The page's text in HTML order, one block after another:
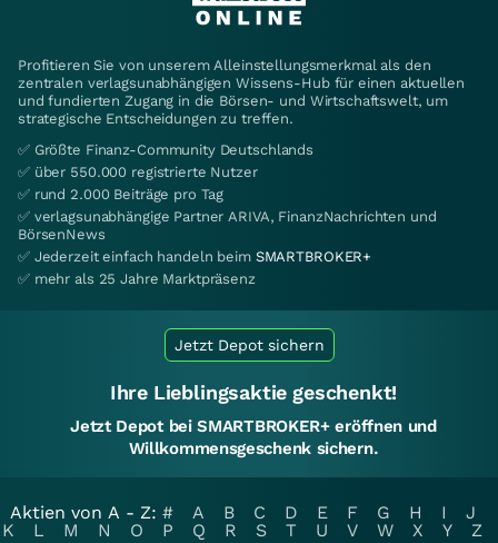
Profitieren Sie von unserem Alleinstellungsmerkmal als den
zentralen verlagsunabhängigen Wissens-Hub für einen aktuellen
und fundierten Zugang in die Börsen- und Wirtschaftswelt, um
strategische Entscheidungen zu treffen.
✅ Größte Finanz-Community Deutschlands
✅ über 550.000 registrierte Nutzer
✅ rund 2.000 Beiträge pro Tag
✅ verlagsunabhängige Partner ARIVA, FinanzNachrichten und
BörsenNews
✅ Jederzeit einfach handeln beim SMARTBROKER+
✅ mehr als 25 Jahre Marktpräsenz
Jetzt Depot sichern
Ihre Lieblingsaktie geschenkt!
Jetzt Depot bei SMARTBROKER+ eröffnen und
Willkommensgeschenk sichern.
Aktien von A - Z: # A B C D E F G H I
J
K
L M N O P Q R S T U V W X Y
Z